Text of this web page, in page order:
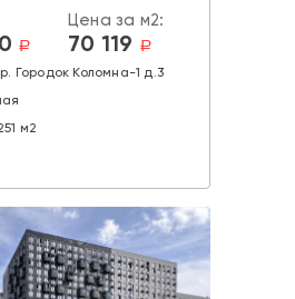
a
Цена за м2:
70 119 a
Городок Коломна-1 д.3
м2